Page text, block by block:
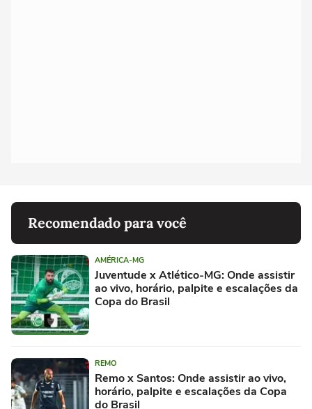
Recomendado para você
AMÉRICA-MG
Juventude x Atlético-MG: Onde assistir
ao vivo, horário, palpite e escalações da
Copa do Brasil
REMO
Remo x Santos: Onde assistir ao vivo,
horário, palpite e escalações da Copa
do Brasil